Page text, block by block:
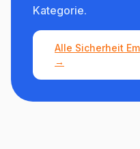
Kategorie.
Alle Sicherheit
→